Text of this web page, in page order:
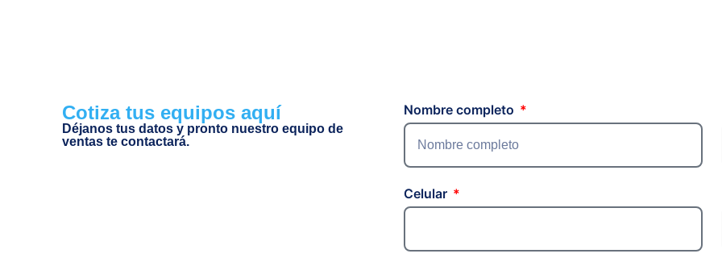
Cotiza tus equipos aquí
Déjanos tus datos y pronto nuestro equipo de
ventas te contactará.
Nombre completo
Celular